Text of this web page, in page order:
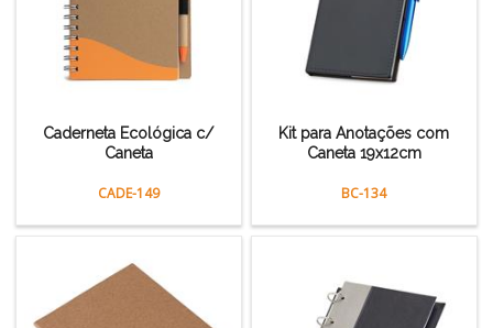
Caderneta Ecológica c/
Caneta
CADE-149
Kit para Anotações com
Caneta 19x12cm
BC-134